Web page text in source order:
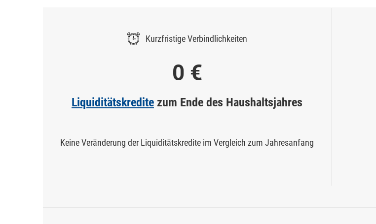
Kurzfristige Verbindlichkeiten
0 €
Liquiditätskredite zum Ende des Haushaltsjahres
Keine Veränderung der Liquiditätskredite im Vergleich zum Jahresanfang